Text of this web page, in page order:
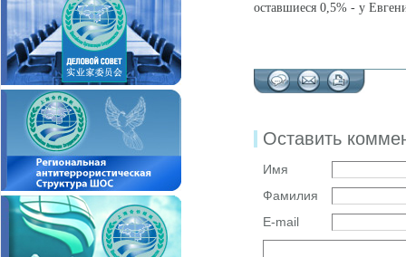
оставшиеся 0,5% - у
Оставить
Имя
Фамилия
E-mail